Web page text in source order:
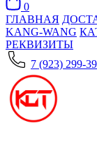
0
ГЛАВНАЯ
KANG-WANG
РЕКВИЗИТЫ
7 (923) 299-